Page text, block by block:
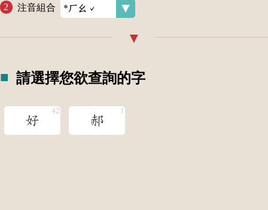
注音組合
請選擇您欲查詢的字
好 郝